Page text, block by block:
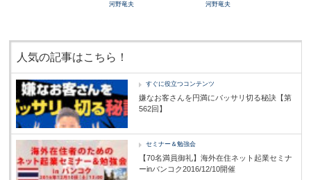
河野竜夫
河野竜夫
人気の記事はこちら！
すぐに役立つコンテンツ
嫌なお客さんを円満にバッサリ切る秘訣【第
562回】
セミナー＆勉強会
【70名満員御礼】海外在住ネット起業セミナ
ーinバンコク2016/12/10開催